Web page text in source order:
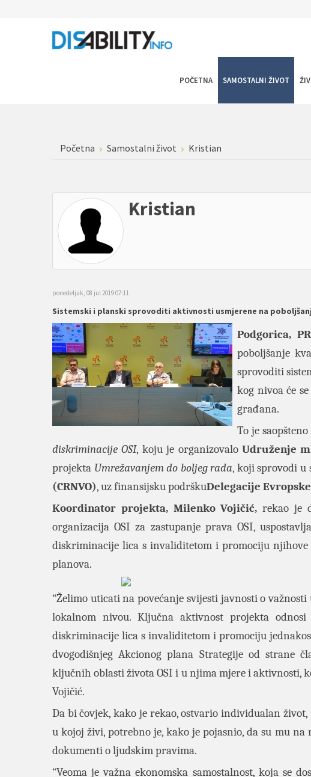
POČETNA SAMOSTALNI ŽIVOT
Početna Samostalni život Kristian
Kristian
ponedeljak, 08 jul 2019 07:11
Sistemski i planski sprovoditi aktivnosti usmjerene na
Podgorica,
poboljšanje
sprovoditi
kog nivoa će
građana.
To je
diskriminacije OSI, koju je organizovalo Udruženje
projekta Umrežavanjem do boljeg rada, koji sprovodi u
(CRNVO), uz finansijsku podrškuDelegacije
Koordinator projekta, Milenko Vojičić, rekao je
organizacija OSI za zastupanje prava OSI,
diskriminacije lica s invaliditetom i promociju
planova.
“Želimo uticati na povećanje svijesti javnosti o
lokalnom nivou. Ključna aktivnost projekta
diskriminacije lica s invaliditetom i promociju
dvogodišnjeg Akcionog plana Strategije od strane
ključnih oblasti života OSI i u njima mjere i aktivnosti,
Vojičić.
Da bi čovjek, kako je rekao, ostvario individualan
u kojoj živi, potrebno je, kako je pojasnio, da su mu
dokumenti o ljudskim pravima.
“Veoma je važna ekonomska samostalnost, koja se